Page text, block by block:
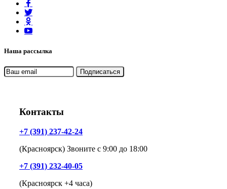
Наша рассылка
Контакты
+7 (391) 237-42-24
(Красноярск) Звоните с 9:00 до 18:00
+7 (391) 232-40-05
(Красноярск +4 часа)